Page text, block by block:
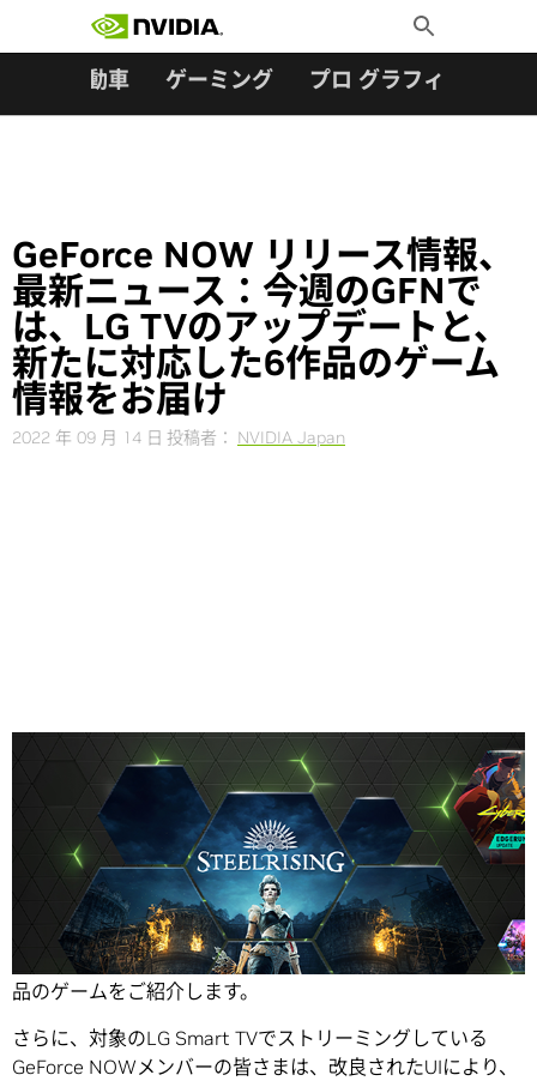
Toggle
Search
自動車 ゲーミング プロ グラフィックス
GeForce NOW リリース情報、
最新ニュース：今週のGFNで
は、LG TVのアップデートと、
新たに対応した6作品のゲーム
情報をお届け
2022 年 09 月 14 日 投稿者： NVIDIA Japan
Share
「今週のGFN」では、新たにGeForce NOWに対応した6作
品のゲームをご紹介します。
さらに、対象のLG Smart TVでストリーミングしている
GeForce NOWメンバーの皆さまは、改良されたUIにより、